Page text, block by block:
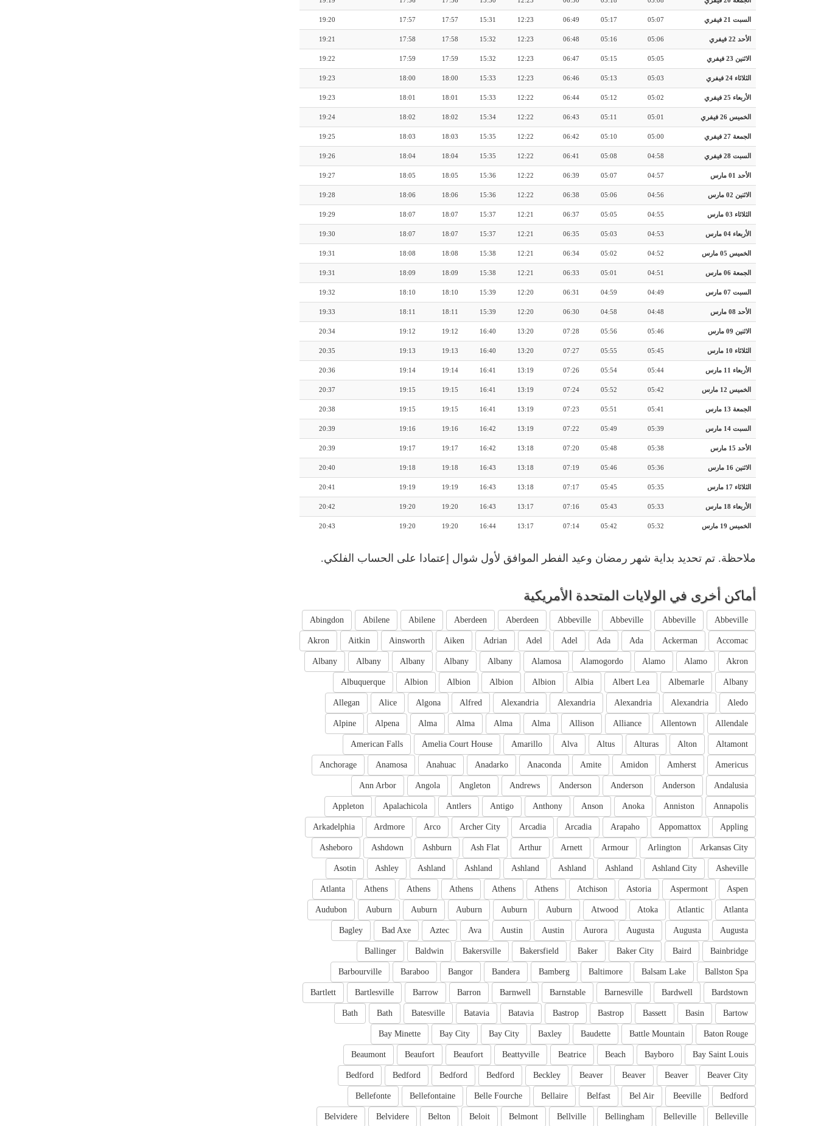
السبت 21 فيفري 05:07
05:17
06:49
12:23
15:31
17:57
17:57
19:20
الأحد 22 فيفري 05:06
05:16
06:48
12:23
15:32
17:58
17:58
19:21
الاثنين 23 فيفري 05:05
05:15
06:47
12:23
15:32
17:59
17:59
19:22
الثلاثاء 24 فيفري 05:03
05:13
06:46
12:23
15:33
18:00
18:00
19:23
الأربعاء 25 فيفري 05:02
05:12
06:44
12:22
15:33
18:01
18:01
19:23
الخميس 26 فيفري 05:01
05:11
06:43
12:22
15:34
18:02
18:02
19:24
الجمعة 27 فيفري 05:00
05:10
06:42
12:22
15:35
18:03
18:03
19:25
السبت 28 فيفري 04:58
05:08
06:41
12:22
15:35
18:04
18:04
19:26
الأحد 01 مارس 04:57
05:07
06:39
12:22
15:36
18:05
18:05
19:27
الاثنين 02 مارس 04:56
05:06
06:38
12:22
15:36
18:06
18:06
19:28
الثلاثاء 03 مارس 04:55
05:05
06:37
12:21
15:37
18:07
18:07
19:29
الأربعاء 04 مارس 04:53
05:03
06:35
12:21
15:37
18:07
18:07
19:30
الخميس 05 مارس 04:52
05:02
06:34
12:21
15:38
18:08
18:08
19:31
الجمعة 06 مارس 04:51
05:01
06:33
12:21
15:38
18:09
18:09
19:31
السبت 07 مارس 04:49
04:59
06:31
12:20
15:39
18:10
18:10
19:32
الأحد 08 مارس 04:48
04:58
06:30
12:20
15:39
18:11
18:11
19:33
الاثنين 09 مارس 05:46
05:56
07:28
13:20
16:40
19:12
19:12
20:34
الثلاثاء 10 مارس 05:45
05:55
07:27
13:20
16:40
19:13
19:13
20:35
الأربعاء 11 مارس 05:44
05:54
07:26
13:19
16:41
19:14
19:14
20:36
الخميس 12 مارس 05:42
05:52
07:24
13:19
16:41
19:15
19:15
20:37
الجمعة 13 مارس 05:41
05:51
07:23
13:19
16:41
19:15
19:15
20:38
السبت 14 مارس 05:39
05:49
07:22
13:19
16:42
19:16
19:16
20:39
الأحد 15 مارس 05:38
05:48
07:20
13:18
16:42
19:17
19:17
20:39
الاثنين 16 مارس 05:36
05:46
07:19
13:18
16:43
19:18
19:18
20:40
الثلاثاء 17 مارس 05:35
05:45
07:17
13:18
16:43
19:19
19:19
20:41
الأربعاء 18 مارس 05:33
05:43
07:16
13:17
16:43
19:20
19:20
20:42
الخميس 19 مارس 05:32
05:42
07:14
13:17
16:44
19:20
19:20
20:43
ملاحظة. تم تحديد بداية شهر رمضان وعيد الفطر الموافق لأول شوال إعتمادا على الحساب الفلكي.
أماكن أخرى في الولايات المتحدة الأمريكية
Abbeville
Abbeville
Abbeville
Abbeville
Aberdeen
Aberdeen
Abilene
Abilene
Abingdon
Accomac
Ackerman
Ada
Ada
Adel
Adel
Adrian
Aiken
Ainsworth
Aitkin
Akron
Akron
Alamo
Alamo
Alamogordo
Alamosa
Albany
Albany
Albany
Albany
Albany
Albany
Albemarle
Albert Lea
Albia
Albion
Albion
Albion
Albion
Albuquerque
Aledo
Alexandria
Alexandria
Alexandria
Alexandria
Alfred
Algona
Alice
Allegan
Allendale
Allentown
Alliance
Allison
Alma
Alma
Alma
Alma
Alpena
Alpine
Altamont
Alton
Alturas
Altus
Alva
Amarillo
Amelia Court House
American Falls
Americus
Amherst
Amidon
Amite
Anaconda
Anadarko
Anahuac
Anamosa
Anchorage
Andalusia
Anderson
Anderson
Anderson
Andrews
Angleton
Angola
Ann Arbor
Annapolis
Anniston
Anoka
Anson
Anthony
Antigo
Antlers
Apalachicola
Appleton
Appling
Appomattox
Arapaho
Arcadia
Arcadia
Archer City
Arco
Ardmore
Arkadelphia
Arkansas City
Arlington
Armour
Arnett
Arthur
Ash Flat
Ashburn
Ashdown
Asheboro
Asheville
Ashland City
Ashland
Ashland
Ashland
Ashland
Ashland
Ashley
Asotin
Aspen
Aspermont
Astoria
Atchison
Athens
Athens
Athens
Athens
Athens
Atlanta
Atlanta
Atlantic
Atoka
Atwood
Auburn
Auburn
Auburn
Auburn
Auburn
Audubon
Augusta
Augusta
Augusta
Aurora
Austin
Austin
Ava
Aztec
Bad Axe
Bagley
Bainbridge
Baird
Baker City
Baker
Bakersfield
Bakersville
Baldwin
Ballinger
Ballston Spa
Balsam Lake
Baltimore
Bamberg
Bandera
Bangor
Baraboo
Barbourville
Bardstown
Bardwell
Barnesville
Barnstable
Barnwell
Barron
Barrow
Bartlesville
Bartlett
Bartow
Basin
Bassett
Bastrop
Bastrop
Batavia
Batavia
Batesville
Bath
Bath
Baton Rouge
Battle Mountain
Baudette
Baxley
Bay City
Bay City
Bay Minette
Bay Saint Louis
Bayboro
Beach
Beatrice
Beattyville
Beaufort
Beaufort
Beaumont
Beaver City
Beaver
Beaver
Beaver
Beckley
Bedford
Bedford
Bedford
Bedford
Bedford
Beeville
Bel Air
Belfast
Bellaire
Belle Fourche
Bellefontaine
Bellefonte
Belleville
Belleville
Bellingham
Bellville
Belmont
Beloit
Belton
Belvidere
Belvidere